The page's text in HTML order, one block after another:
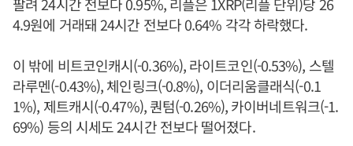
4.9원에 거래돼 24시간 전보다 0.64% 각각 하락했다.
이 밖에 비트코인캐시(-0.36%), 라이트코인(-0.53%), 스텔
라루멘(-0.43%), 체인링크(-0.8%), 이더리움클래식(-0.1
1%), 제트캐시(-0.47%), 퀀텀(-0.26%), 카이버네트워크(-1.
69%) 등의 시세도 24시간 전보다 떨어졌다.